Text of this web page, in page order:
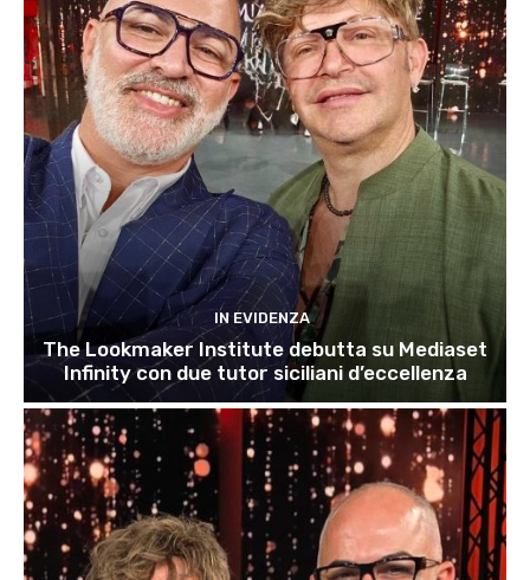
IN EVIDENZA
The Lookmaker Institute debutta su Mediaset
Infinity con due tutor siciliani d’eccellenza